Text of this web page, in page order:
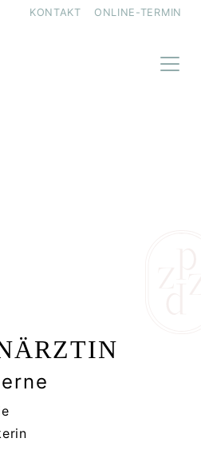
KONTAKT ONLINE-TERMIN